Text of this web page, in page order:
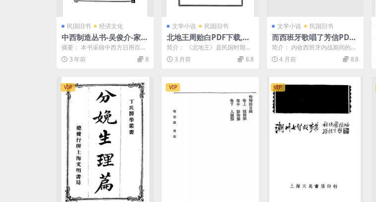
民国旧书 经济文化
中西制造丛书-吴俊介-家庭
化物制造厂
摘要： 本书采辑中西方日用百货
类商品，详细介绍生产工艺及制
作流程，包括工艺品、化...
3 年前 8
文学小说 民国旧书
北地王周贻白PDF下载,周
怡白剧作集
简介： 《北地王》是民国时期著
名戏曲史家、剧作家周贻白创作
的一部话剧。该作品以三...
3 月前 8.8
文学小说 民国旧书
而西班牙歌唱了芳信PDF
下载
简介： 内收西班牙内战期间的战
斗歌谣51首。卷首有M.J.Benard
ete和R...
4 月前 8.8
VIP VIP VIP